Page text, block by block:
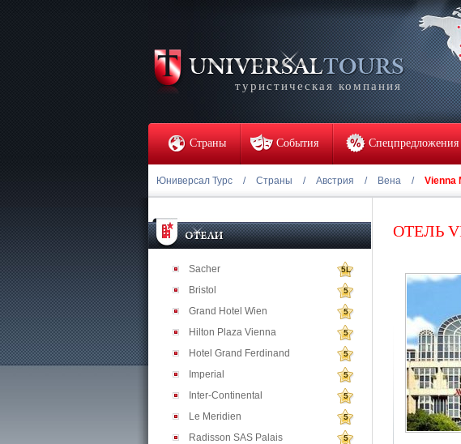
туристическая компания
Страны События Спецпредложения
Юниверсал Турс / Страны / Австрия / Вена / Vienna
Sacher 5L
Bristol 5
Grand Hotel Wien 5
Hilton Plaza Vienna 5
Hotel Grand Ferdinand 5
Imperial 5
Inter-Continental 5
Le Meridien 5
Radisson SAS Palais 5
ОТЕЛЬ